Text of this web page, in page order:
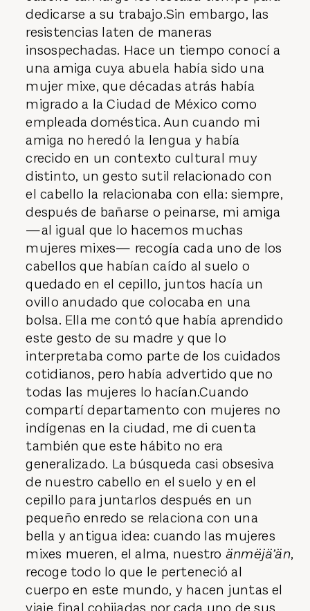
dedicarse a su trabajo.Sin embargo, las
resistencias laten de maneras
insospechadas. Hace un tiempo conocí a
una amiga cuya abuela había sido una
mujer mixe, que décadas atrás había
migrado a la Ciudad de México como
empleada doméstica. Aun cuando mi
amiga no heredó la lengua y había
crecido en un contexto cultural muy
distinto, un gesto sutil relacionado con
el cabello la relacionaba con ella: siempre,
después de bañarse o peinarse, mi amiga
—al igual que lo hacemos muchas
mujeres mixes— recogía cada uno de los
cabellos que habían caído al suelo o
quedado en el cepillo, juntos hacía un
ovillo anudado que colocaba en una
bolsa. Ella me contó que había aprendido
este gesto de su madre y que lo
interpretaba como parte de los cuidados
cotidianos, pero había advertido que no
todas las mujeres lo hacían.Cuando
compartí departamento con mujeres no
indígenas en la ciudad, me di cuenta
también que este hábito no era
generalizado. La búsqueda casi obsesiva
de nuestro cabello en el suelo y en el
cepillo para juntarlos después en un
pequeño enredo se relaciona con una
bella y antigua idea: cuando las mujeres
mixes mueren, el alma, nuestro änmëjä’än,
recoge todo lo que le perteneció al
cuerpo en este mundo, y hacen juntas el